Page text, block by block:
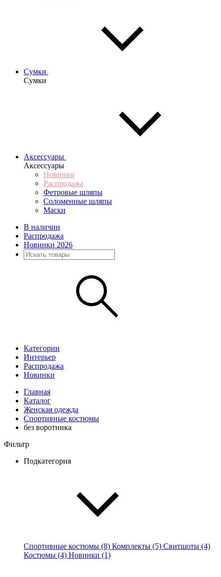
Сумки
Сумки
Аксессуары
Аксессуары
Новинки
Распродажа
Фетровые шляпы
Соломенные шляпы
Маски
В наличии
Распродажа
Новинки 2026
Категории
Интерьер
Распродажа
Новинки
Главная
Каталог
Женская одежда
Спортивные костюмы
без воротника
Фильтр
Подкатегория
Спортивные костюмы (8) Комплекты (5) Свитшоты (4)
Костюмы (4) Новинки (1)